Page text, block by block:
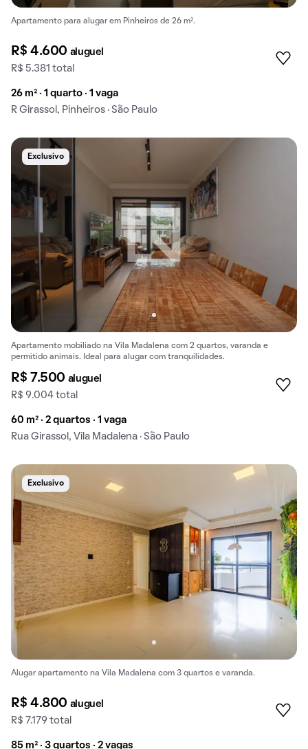
Apartamento para alugar em Pinheiros de 26 m².
R$ 4.600 aluguel
R$ 5.381 total
26 m² · 1 quarto · 1 vaga
R Girassol, Pinheiros · São Paulo
Exclusivo
Apartamento mobiliado na Vila Madalena com 2 quartos, varanda e
permitido animais. Ideal para alugar com tranquilidades.
R$ 7.500 aluguel
R$ 9.004 total
60 m² · 2 quartos · 1 vaga
Rua Girassol, Vila Madalena · São Paulo
Exclusivo
Alugar apartamento na Vila Madalena com 3 quartos e varanda.
R$ 4.800 aluguel
R$ 7.179 total
85 m² · 3 quartos · 2 vagas